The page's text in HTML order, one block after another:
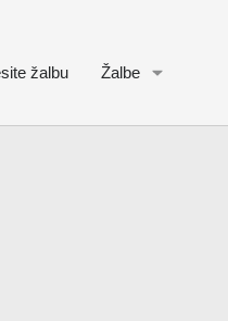
žalbu Žalbe